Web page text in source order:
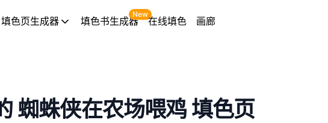
填色页生成器 填色书生成器
New
在线填色 画廊
蜘蛛侠在农场喂鸡 填色页